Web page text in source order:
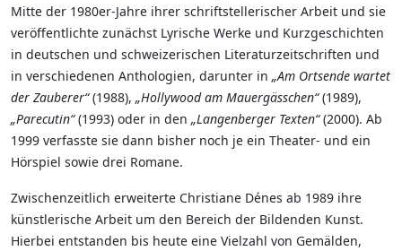
Mitte der 1980er-Jahre ihrer schriftstellerischer Arbeit und sie
veröffentlichte zunächst Lyrische Werke und Kurzgeschichten
in deutschen und schweizerischen Literaturzeitschriften und
in verschiedenen Anthologien, darunter in „Am Ortsende wartet
der Zauberer“(1988), „Hollywood am Mauergässchen“(1989),
„Parecutin“(1993) oder in den „Langenberger Texten“(2000). Ab
1999 verfasste sie dann bisher noch je ein Theater- und ein
Hörspiel sowie drei Romane.
Zwischenzeitlich erweiterte Christiane Dénes ab 1989 ihre
künstlerische Arbeit um den Bereich der Bildenden Kunst.
Hierbei entstanden bis heute eine Vielzahl von Gemälden,